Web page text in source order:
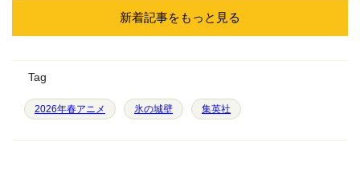
新着記事をもっと見る
Tag
2026年春アニメ 氷の城壁 集英社